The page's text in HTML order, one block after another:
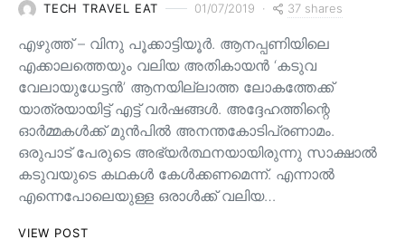
TECH TRAVEL EAT 01/07/2019 37 shares
എഴുത്ത് – വിനു പൂക്കാട്ടിയൂർ. ആനപ്പണിയിലെ
എക്കാലത്തെയും വലിയ അതികായൻ ‘കടുവ
വേലായുധേട്ടൻ’ ആനയില്ലാത്ത ലോകത്തേക്ക്
യാത്രയായിട്ട് എട്ട് വർഷങ്ങൾ. അദ്ദേഹത്തിന്റെ
ഓർമ്മകൾക്ക് മുൻപിൽ അനന്തകോടിപ്രണാമം.
ഒരുപാട് പേരുടെ അഭ്യർത്ഥനയായിരുന്നു സാക്ഷാൽ
കടുവയുടെ കഥകൾ കേൾക്കണമെന്ന്. എന്നാൽ
എന്നെപോലെയുള്ള ഒരാൾക്ക് വലിയ…
VIEW POST